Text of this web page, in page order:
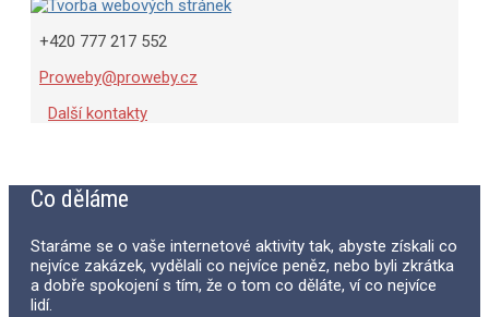
+420 777 217 552
Proweby@proweby.cz
Další kontakty
Co děláme
Staráme se o vaše internetové aktivity tak, abyste získali co
nejvíce zakázek, vydělali co nejvíce peněz, nebo byli zkrátka
a dobře spokojení s tím, že o tom co děláte, ví co nejvíce
lidí.